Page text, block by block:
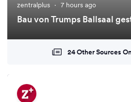
zentralplus · 7 hours ago
Bau von Trumps Ballsaal
24 Other Sources